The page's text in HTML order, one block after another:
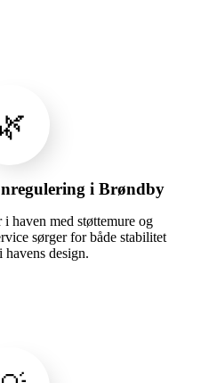
i Brøndby
haven med støttemure og
sørger for både stabilitet
havens design.